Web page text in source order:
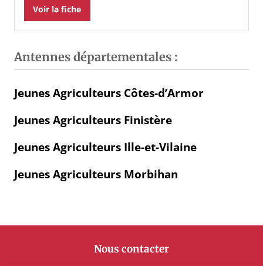
Voir la fiche
Antennes départementales :
Jeunes Agriculteurs Côtes-d’Armor
Jeunes Agriculteurs Finistère
Jeunes Agriculteurs Ille-et-Vilaine
Jeunes Agriculteurs Morbihan
Nous contacter